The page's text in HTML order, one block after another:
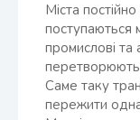
Міста
поступаються
промислові та
Саме таку
пережити